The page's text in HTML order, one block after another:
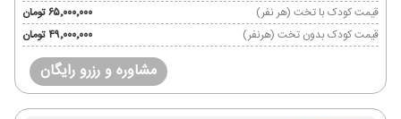
قیمت کودک با تخت (هر نفر)
۶۵٬۰۰۰٬۰۰۰ تومان
قیمت کودک بدون تخت (هرنفر)
۴۹٬۰۰۰٬۰۰۰ تومان
مشاوره و رزرو رایگان